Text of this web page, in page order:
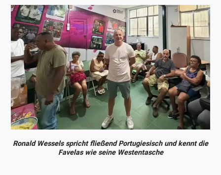
Ronald Wessels spricht fließend Portugiesisch und kennt die
Favelas wie seine Westentasche